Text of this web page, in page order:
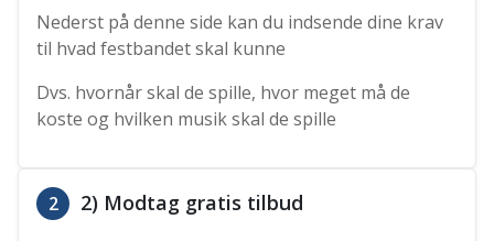
Nederst på denne side kan du indsende dine krav
til hvad festbandet skal kunne
Dvs. hvornår skal de spille, hvor meget må de
koste og hvilken musik skal de spille
2 2) Modtag gratis tilbud